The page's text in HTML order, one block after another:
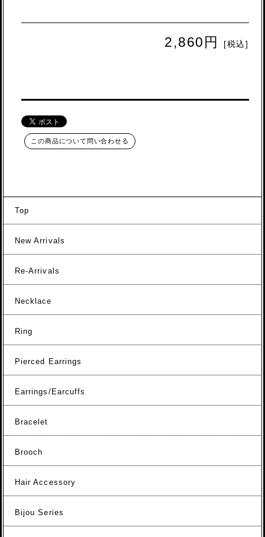
2,860円 [税込]
この商品について問い合わせる
Top
New Arrivals
Re-Arrivals
Necklace
Ring
Pierced Earrings
Earrings/Earcuffs
Bracelet
Brooch
Hair Accessory
Bijou Series